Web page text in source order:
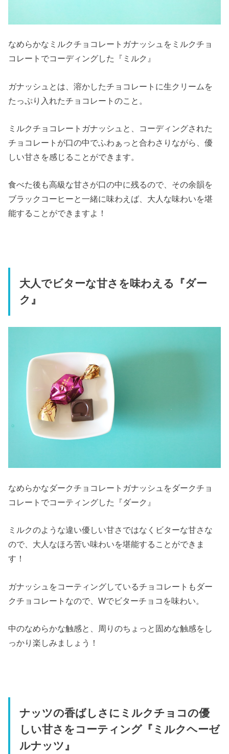
なめらかなミルクチョコレートガナッシュをミルクチョ
コレートでコーディングした『ミルク』
ガナッシュとは、溶かしたチョコレートに生クリームを
たっぷり入れたチョコレートのこと。
ミルクチョコレートガナッシュと、コーディングされた
チョコレートが口の中でふわぁっと合わさりながら、優
しい甘さを感じることができます。
食べた後も高級な甘さが口の中に残るので、その余韻を
ブラックコーヒーと一緒に味わえば、大人な味わいを堪
能することができますよ！
大人でビターな甘さを味わえる『ダー
ク』
なめらかなダークチョコレートガナッシュをダークチョ
コレートでコーティングした『ダーク』
ミルクのような違い優しい甘さではなくビターな甘さな
ので、大人なほろ苦い味わいを堪能することができま
す！
ガナッシュをコーティングしているチョコレートもダー
クチョコレートなので、Wでビターチョコを味わい。
中のなめらかな触感と、周りのちょっと固めな触感をし
っかり楽しみましょう！
ナッツの香ばしさにミルクチョコの優
しい甘さをコーティング『ミルクヘーゼ
ルナッツ』